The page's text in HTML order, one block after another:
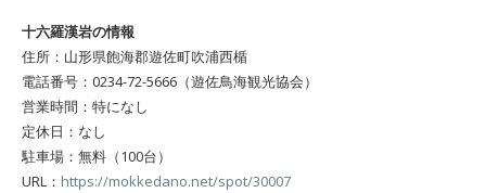
十六羅漢岩の情報
住所：山形県飽海郡遊佐町吹浦西楯
電話番号：0234-72-5666（遊佐鳥海観光協会）
営業時間：特になし
定休日：なし
駐車場：無料（100台）
URL： https://mokkedano.net/spot/30007